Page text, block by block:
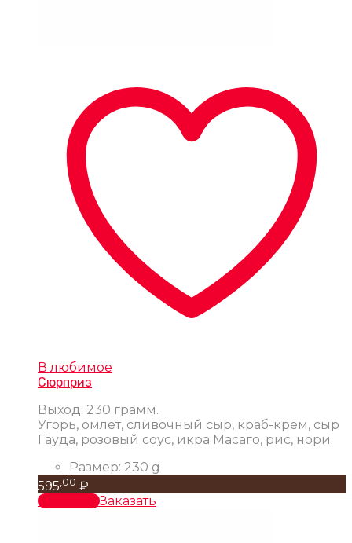
В любимое
Сюрприз
Выход: 230 грамм.
Угорь, омлет, сливочный сыр, краб-крем, сыр
Гауда, розовый соус, икра Масаго, рис, нори.
Размер: 230 g
595 ,00 ₽
В корзинуЗаказать